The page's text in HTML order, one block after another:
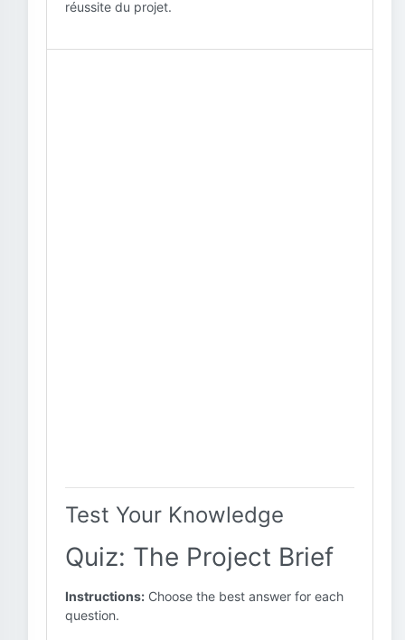
réussite du projet.
Test Your Knowledge
Quiz: The Project Brief
Instructions: Choose the best answer for each
question.